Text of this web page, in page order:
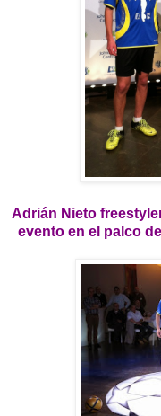
Adrián Nieto
evento en el palco